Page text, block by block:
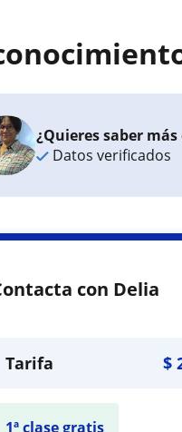
¿Quieres saber más
Datos verificados
con Delia
Tarifa $
1ª clase gratis